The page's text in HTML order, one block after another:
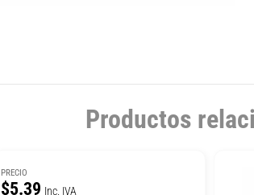
Productos
PRECIO
$5.39 Inc. IVA